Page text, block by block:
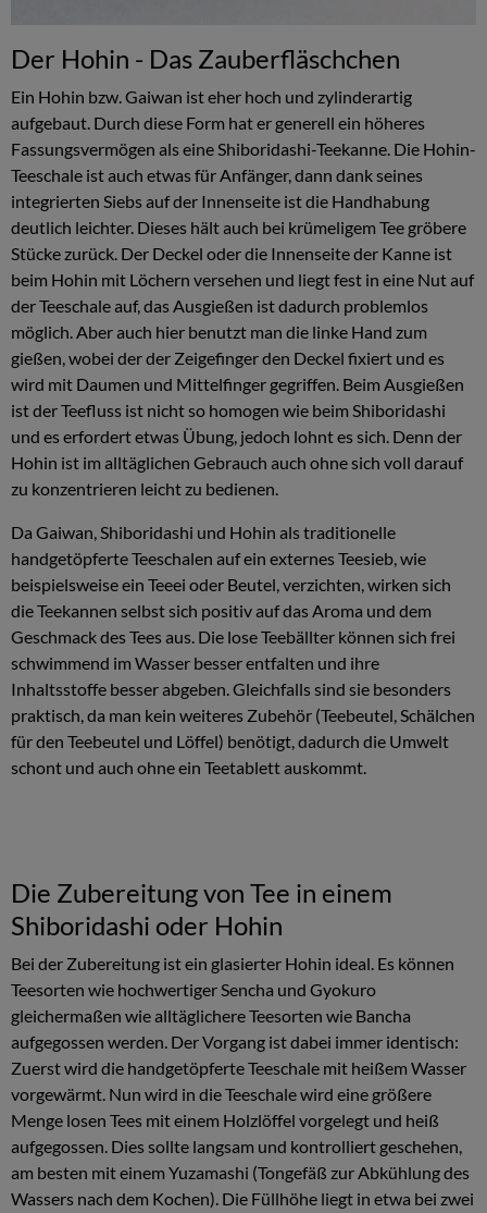
Der Hohin - Das Zauberfläschchen
Ein Hohin bzw. Gaiwan ist eher hoch und zylinderartig
aufgebaut. Durch diese Form hat er generell ein höheres
Fassungsvermögen als eine Shiboridashi-Teekanne. Die Hohin-
Teeschale ist auch etwas für Anfänger, dann dank seines
integrierten Siebs auf der Innenseite ist die Handhabung
deutlich leichter. Dieses hält auch bei krümeligem Tee gröbere
Stücke zurück. Der Deckel oder die Innenseite der Kanne ist
beim Hohin mit Löchern versehen und liegt fest in eine Nut auf
der Teeschale auf, das Ausgießen ist dadurch problemlos
möglich. Aber auch hier benutzt man die linke Hand zum
gießen, wobei der der Zeigefinger den Deckel fixiert und es
wird mit Daumen und Mittelfinger gegriffen. Beim Ausgießen
ist der Teefluss ist nicht so homogen wie beim Shiboridashi
und es erfordert etwas Übung, jedoch lohnt es sich. Denn der
Hohin ist im alltäglichen Gebrauch auch ohne sich voll darauf
zu konzentrieren leicht zu bedienen.
Da Gaiwan, Shiboridashi und Hohin als traditionelle
handgetöpferte Teeschalen auf ein externes Teesieb, wie
beispielsweise ein Teeei oder Beutel, verzichten, wirken sich
die Teekannen selbst sich positiv auf das Aroma und dem
Geschmack des Tees aus. Die lose Teebällter können sich frei
schwimmend im Wasser besser entfalten und ihre
Inhaltsstoffe besser abgeben. Gleichfalls sind sie besonders
praktisch, da man kein weiteres Zubehör (Teebeutel, Schälchen
für den Teebeutel und Löffel) benötigt, dadurch die Umwelt
schont und auch ohne ein Teetablett auskommt.
Die Zubereitung von Tee in einem
Shiboridashi oder Hohin
Bei der Zubereitung ist ein glasierter Hohin ideal. Es können
Teesorten wie hochwertiger Sencha und Gyokuro
gleichermaßen wie alltäglichere Teesorten wie Bancha
aufgegossen werden. Der Vorgang ist dabei immer identisch:
Zuerst wird die handgetöpferte Teeschale mit heißem Wasser
vorgewärmt. Nun wird in die Teeschale wird eine größere
Menge losen Tees mit einem Holzlöffel vorgelegt und heiß
aufgegossen. Dies sollte langsam und kontrolliert geschehen,
am besten mit einem Yuzamashi (Tongefäß zur Abkühlung des
Wassers nach dem Kochen). Die Füllhöhe liegt in etwa bei zwei